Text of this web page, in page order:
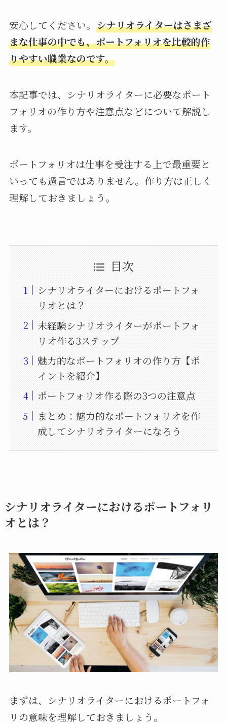
安心してください。 シナリオライターはさまざ
まな仕事の中でも、ポートフォリオを比較的作
りやすい職業なのです。
本記事では、シナリオライターに必要なポート
フォリオの作り方や注意点などについて解説し
ます。
ポートフォリオは仕事を受注する上で最重要と
いっても過言ではありません。作り方は正しく
理解しておきましょう。
目次
シナリオライターにおけるポートフォ
リオとは？
未経験シナリオライターがポートフォ
リオ作る3ステップ
魅力的なポートフォリオの作り方【ポ
イントを紹介】
ポートフォリオ作る際の3つの注意点
まとめ：魅力的なポートフォリオを作
成してシナリオライターになろう
シナリオライターにおけるポートフォリ
オとは？
まずは、シナリオライターにおけるポートフォ
リの意味を理解しておきましょう。